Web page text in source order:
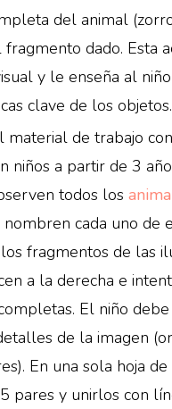
del animal
fragmento dado. Esta
y le enseña al
clave de los objetos.
material de trabajo
niños a partir de 3
todos los
nombren cada uno de
fragmentos de las
a la derecha e
El niño
de la imagen
En una sola hoja
pares y unirlos con